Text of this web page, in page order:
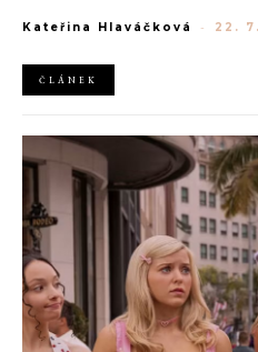
jedné z největších luxusních
Fall 2027.
Kateřina Hlaváčková - 22.
ČLÁNEK